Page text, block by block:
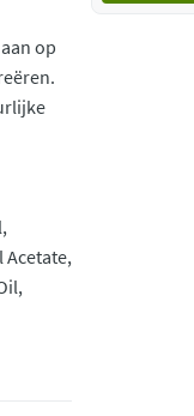
op
Acetate,